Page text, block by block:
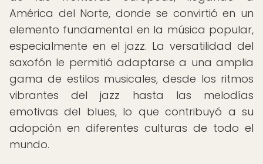
América del Norte, donde se convirtió en un
elemento fundamental en la música popular,
especialmente en el jazz. La versatilidad del
saxofón le permitió adaptarse a una amplia
gama de estilos musicales, desde los ritmos
vibrantes del jazz hasta las melodías
emotivas del blues, lo que contribuyó a su
adopción en diferentes culturas de todo el
mundo.